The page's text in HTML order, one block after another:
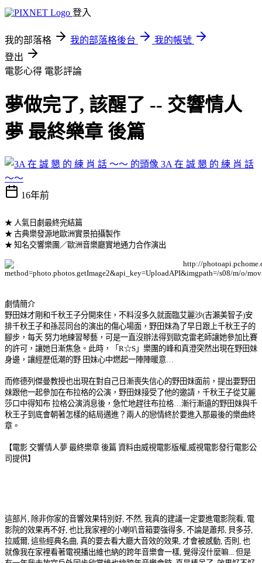
登入
我的部落格 我的部落格後台
我的帳號
登出
電影心得 電影評論
夢做完了, 該醒了 -- 交響情人
夢 最終樂章 後篇
3A 在 誠 懇 的 練 肖 話
～～
16年前
★ 人氣日劇最終完結篇
★ 古典樂發源地歐洲實景拍攝製作
★ 知名交響樂團／歐洲音樂廳實地通力合作演出
劇情簡介
野田妹才剛和千秋王子分開來住，不料沒多久就面臨艾麗沙(吉瀨美智子)安
排千秋王子和孫蕊同台的演出的傷心場面，野田妹為了早日跟上千秋王子的
腳步，每天 努力地練習琴藝，可是一直沒辦法得到歐克雷老師讓她參加比賽
的許可，讓她日漸焦急。此時，「R☆S」樂團的峰和真澄突然出現在野田妹
身邊，讓經歷低潮的野 田妹心中燃起一陣陣暖意…
而修德列傑曼教授也出現在對自己日漸喪失信心的野田妹面前，提出要野田
妹跟他一起參加在布拉格的公演，野田妹接受了他的邀請，千秋王子從艾麗
莎口中得知布 拉格公演消息後，急忙地趕往布拉格…漸行漸遠的野田妹與千
秋王子到底會朝著怎樣的結局邁進？兩人的戀情終於要進入那最後的樂曲終
章。
【電影 交響情人夢 最終樂章 後篇 資料由威視電影版權,威視電影發行電影公
司提供】
這部片, 除非你家的音響效果特別好, 不然, 我真的建議一定要進電影院看, 電
影院的效果再不好, 也比我家裡的小喇叭音箱要強得多, 不論是蕭邦, 貝多芬,
拉威爾, 這些經典名曲, 真的要去看大廳大音效的效果, 才會被感動, 否則, 也
就像我在家裡看著電視播出維也納的跨年音樂會一樣, 覺得沒什麼嘛... 但是